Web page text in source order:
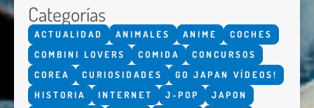
Categorías
ACTUALIDAD ANIMALES ANIME
COCHES
COMBINI LOVERS
COMIDA
CONCURSOS
COREA
CURIOSIDADES
GO JAPAN VÍDEOS!
HISTORIA
INTERNET J-POP
JAPON